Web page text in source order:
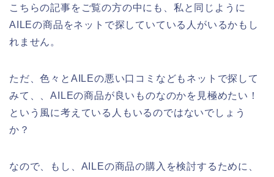
こちらの記事をご覧の方の中にも、私と同じように
AILEの商品をネットで探していている人がいるかもし
れません。
ただ、色々とAILEの悪い口コミなどもネットで探して
みて、、AILEの商品が良いものなのかを見極めたい！
という風に考えている人もいるのではないでしょう
か？
なので、もし、AILEの商品の購入を検討するために、